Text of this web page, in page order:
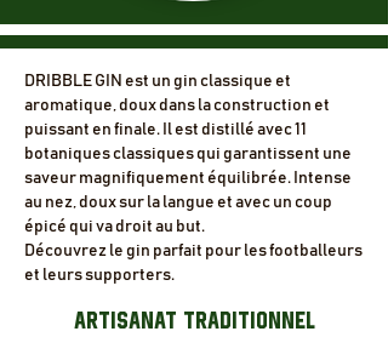
DRIBBLE GIN est un gin classique et
aromatique, doux dans la construction et
puissant en finale. Il est distillé avec 11
botaniques classiques qui garantissent une
saveur magnifiquement équilibrée. Intense
au nez, doux sur la langue et avec un coup
épicé qui va droit au but.
Découvrez le gin parfait pour les footballeurs
et leurs supporters.
ARTISANAT TRADITIONNEL